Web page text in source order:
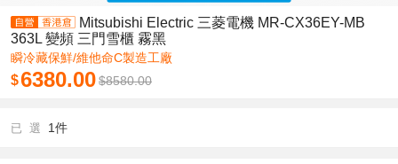
Mitsubishi Electric 三菱電機 MR-CX36EY-MB
363L 變頻 三門雪櫃 霧黑
瞬冷藏保鮮/維他命C製造工廠
$6380.00$8580.00
已 選 1件